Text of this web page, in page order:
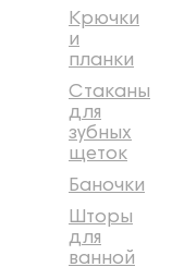
Крючки
и
планки
Стаканы
для
зубных
щеток
Баночки
Шторы
для
ванной